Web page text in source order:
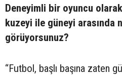
Deneyimli bir oyuncu
kuzeyi ile güneyi arasında
görüyorsunuz?
“Futbol, başlı başına zaten